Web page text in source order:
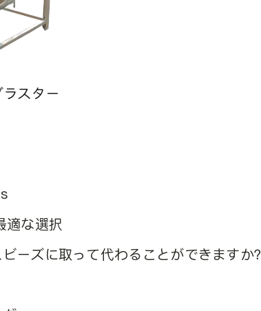
スター
適な選択
ーズに取って代わることができますか？